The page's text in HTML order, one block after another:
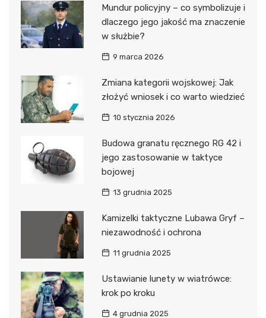
Mundur policyjny – co symbolizuje i
dlaczego jego jakość ma znaczenie
w służbie?
9 marca 2026
Zmiana kategorii wojskowej: Jak
złożyć wniosek i co warto wiedzieć
10 stycznia 2026
Budowa granatu ręcznego RG 42 i
jego zastosowanie w taktyce
bojowej
13 grudnia 2025
Kamizelki taktyczne Lubawa Gryf –
niezawodność i ochrona
11 grudnia 2025
Ustawianie lunety w wiatrówce:
krok po kroku
4 grudnia 2025